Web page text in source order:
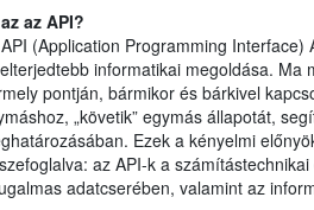
az API?
(Application Programming
informatikai megoldása. Ma
pontján, bármikor és bárkivel
„követik” egymás állapotát,
Ezek a kényelmi
az API-k a
adatcserében, valamint az